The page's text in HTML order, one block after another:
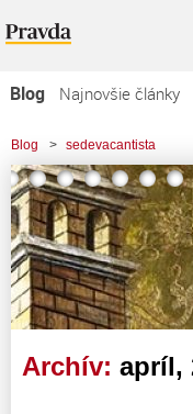
Blog
Najnovšie články
Najčítanejšie články
Najkomentovanejšie
Zoznam blogov
Komerčné blogy
Blog > sedevacantista
Archív: apríl,